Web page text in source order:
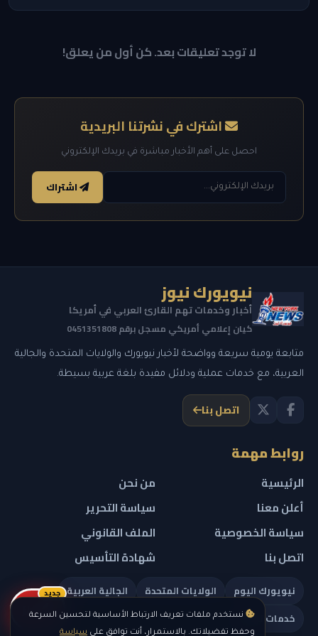
نستخدم ملفات تعريف الارتباط الأساسية لتحسين السرعة
وحفظ تفضيلاتك. بالاستمرار، أنت توافق على سياسة
لا توجد تعليقات بعد. كن أول من يعلق!
اشترك في نشرتنا البريدية
احصل على أهم الأخبار مباشرة في بريدك الإلكتروني
اشتراك
نيويورك نيوز
أخبار وخدمات تهم القارئ العربي في أمريكا
كيان إعلامي أمريكي مسجل برقم 0451351808
متابعة يومية سريعة وواضحة لأخبار نيويورك والولايات المتحدة والجالية
العربية، مع خدمات عملية ودلائل مفيدة بلغة عربية بسيطة.
اتصل بنا
روابط مهمة
الرئيسية
من نحن
أعلن معنا
سياسة التحرير
سياسة الخصوصية
الملف القانوني
اتصل بنا
شهادة التأسيس
نيويورك اليوم الولايات المتحدة
الجالية العربية
خدمات تهمك
ريلز
جديد